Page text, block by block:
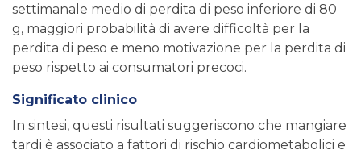
settimanale medio di perdita di peso inferiore di 80
g, maggiori probabilità di avere difficoltà per la
perdita di peso e meno motivazione per la perdita di
peso rispetto ai consumatori precoci.
Significato clinico
In sintesi, questi risultati suggeriscono che mangiare
tardi è associato a fattori di rischio cardiometabolici e